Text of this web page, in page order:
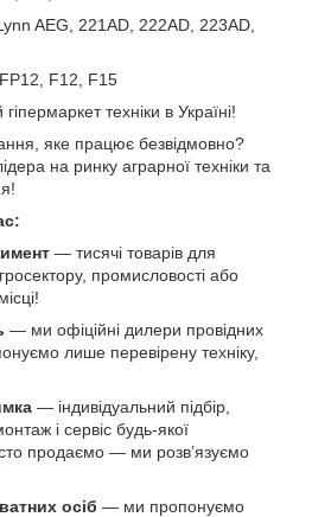
AEG, 221AD, 222AD, 223AD,
F12, F15
техніки в Україні!
яке працює безвідмовно?
на ринку аграрної техніки та
— тисячі товарів для
промисловості або
— ми офіційні дилери провідних
лише перевірену техніку,
— індивідуальний підбір,
і сервіс будь-якої
продаємо — ми розв’язуємо
осіб — ми пропонуємо